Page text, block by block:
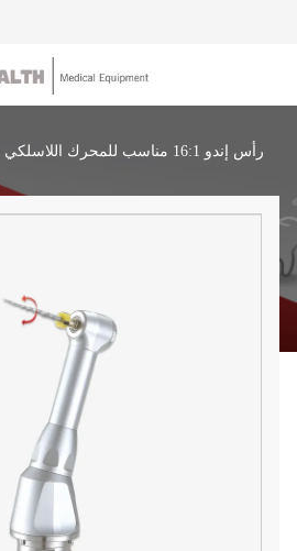
رأس إندو 16:1 مناسب للمحرك اللاسلكي